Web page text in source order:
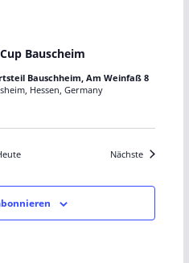
Bauscheim
Bauschheim, Am Weinfaß 8
Hessen, Germany
Nächste